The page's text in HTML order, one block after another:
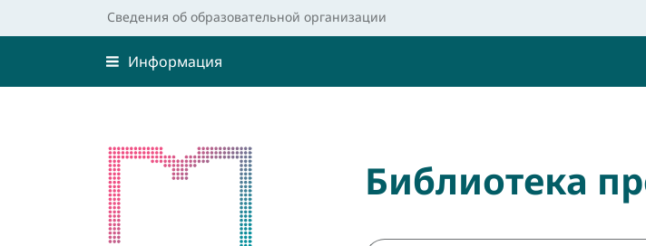
Сведения об образовательной организации
Информация
Библиотека